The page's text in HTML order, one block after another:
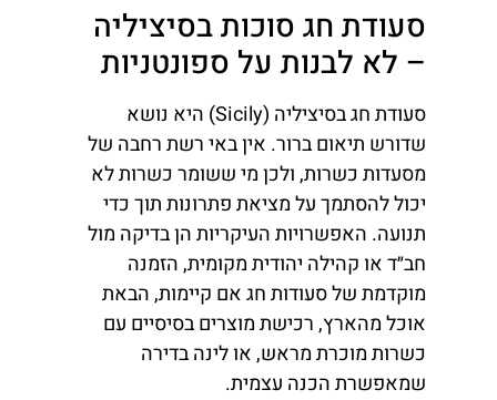
סעודת חג סוכות בסיציליה
– לא לבנות על ספונטניות
סעודת חג בסיציליה (Sicily) היא נושא
שדורש תיאום ברור. אין באי רשת רחבה של
מסעדות כשרות, ולכן מי ששומר כשרות לא
יכול להסתמך על מציאת פתרונות תוך כדי
תנועה. האפשרויות העיקריות הן בדיקה מול
חב״ד או קהילה יהודית מקומית, הזמנה
מוקדמת של סעודות חג אם קיימות, הבאת
אוכל מהארץ, רכישת מוצרים בסיסיים עם
כשרות מוכרת מראש, או לינה בדירה
שמאפשרת הכנה עצמית.